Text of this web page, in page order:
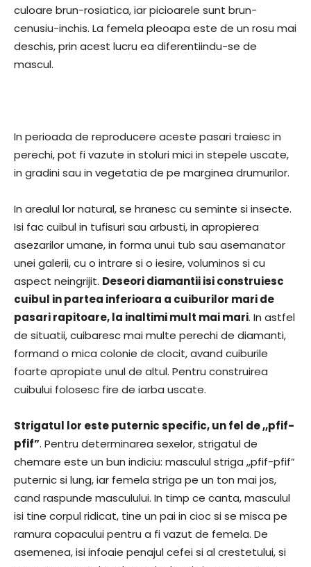
culoare brun-rosiatica, iar picioarele sunt brun-
cenusiu-inchis. La femela pleoapa este de un rosu mai
deschis, prin acest lucru ea diferentiindu-se de
mascul.
In perioada de reproducere aceste pasari traiesc in
perechi, pot fi vazute in stoluri mici in stepele uscate,
in gradini sau in vegetatia de pe marginea drumurilor.
In arealul lor natural, se hranesc cu seminte si insecte.
Isi fac cuibul in tufisuri sau arbusti, in apropierea
asezarilor umane, in forma unui tub sau asemanator
unei galerii, cu o intrare si o iesire, voluminos si cu
aspect neingrijit. Deseori diamantii isi construiesc
cuibul in partea inferioara a cuiburilor mari de
pasari rapitoare, la inaltimi mult mai mari. In astfel
de situatii, cuibaresc mai multe perechi de diamanti,
formand o mica colonie de clocit, avand cuiburile
foarte apropiate unul de altul. Pentru construirea
cuibului folosesc fire de iarba uscate.
Strigatul lor este puternic specific, un fel de ,,pfif-
pfif”. Pentru determinarea sexelor, strigatul de
chemare este un bun indiciu: masculul striga ,,pfif-pfif”
puternic si lung, iar femela striga pe un ton mai jos,
cand raspunde masculului. In timp ce canta, masculul
isi tine corpul ridicat, tine un pai in cioc si se misca pe
ramura copacului pentru a fi vazut de femela. De
asemenea, isi infoaie penajul cefei si al crestetului, si